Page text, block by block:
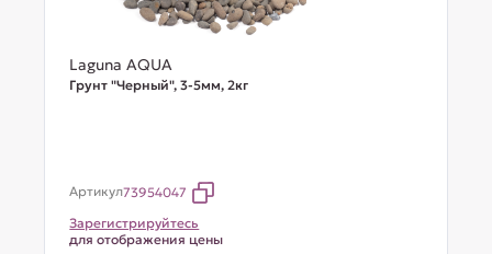
Laguna AQUA
Грунт "Черный", 3-5мм, 2кг
Артикул73954047
Зарегистрируйтесь
для отображения цены